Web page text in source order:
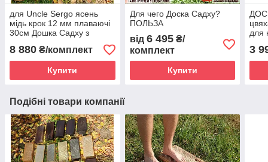
для Uncle Sergo ясень
мідь крок 12 мм плаваючі
30см Дошка Садху з
8 880 ₴/комплект
Купити
Для чего Доска Садху?
ПОЛЬЗА
від 6 495₴/
комплект
Купити
для
3
Подібні товари компанії